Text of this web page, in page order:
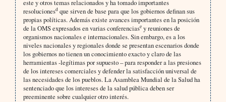
este y otros temas relacionados y ha tomado importantes
resolucionesdque sirven de base para que los gobiernos definan sus
propias políticas. Además existe avances importantes en la posición
de la OMS expresados en varias conferenciasey reuniones de
organismos nacionales e internacionales. Sin embargo, es a los
niveles nacionales y regionales donde se presentan escenarios donde
los gobiernos no tienen un conocimiento exacto y claro de las
herramientas -legítimas por supuesto – para responder a las presiones
de los intereses comerciales y defender la satisfacción universal de
las necesidades de los pueblos. La Asamblea Mundial de la Salud ha
sentenciado que los intereses de la salud pública deben ser
preeminente sobre cualquier otro interés.